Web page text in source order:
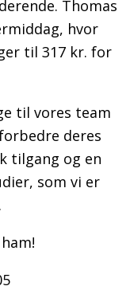
Thomas
hvor
til 317 kr. for
til vores team
deres
tilgang og en
som vi er